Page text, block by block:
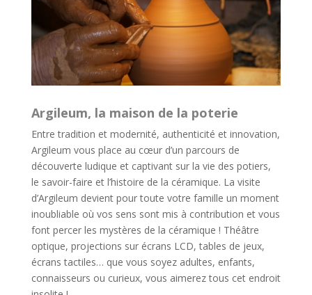
Argileum, la maison de la poterie
Entre tradition et modernité, authenticité et innovation,
Argileum vous place au cœur d’un parcours de
découverte ludique et captivantsur la vie des potiers,
le savoir-faire et l’histoire de la céramique. La visite
d’Argileum devient pour toute votre famille un moment
inoubliable où vos sens sont mis à contribution et vous
font percer les mystères de la céramique ! Théâtre
optique, projections sur écrans LCD, tables de jeux,
écrans tactiles… que vous soyez adultes, enfants,
connaisseurs ou curieux, vous aimerez tous cet endroit